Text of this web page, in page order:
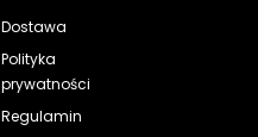
Dostawa
Polityka
prywatności
Regulamin